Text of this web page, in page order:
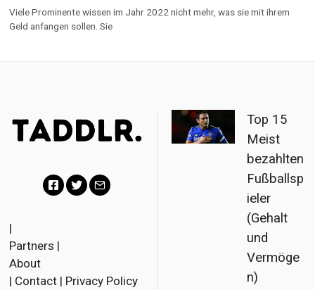
Viele Prominente wissen im Jahr 2022 nicht mehr, was sie mit ihrem
Geld anfangen sollen. Sie
c
|
Partners |
About
| Contact | Privacy Policy
Top 15
Meist
bezahlten
Fußballsp
ieler
(Gehalt
und
Vermöge
n)